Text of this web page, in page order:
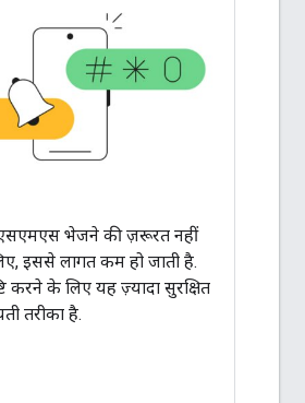
भेजने की ज़रूरत नहीं
इससे लागत कम हो जाती है.
करने के लिए यह ज़्यादा सुरक्षित
तरीका है.